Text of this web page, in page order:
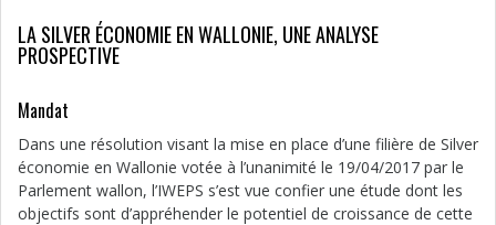
LA SILVER ÉCONOMIE EN WALLONIE, UNE ANALYSE
PROSPECTIVE
Mandat
Dans une résolution visant la mise en place d’une filière de Silver
économie en Wallonie votée à l’unanimité le 19/04/2017 par le
Parlement wallon, l’IWEPS s’est vue confier une étude dont les
objectifs sont d’appréhender le potentiel de croissance de cette